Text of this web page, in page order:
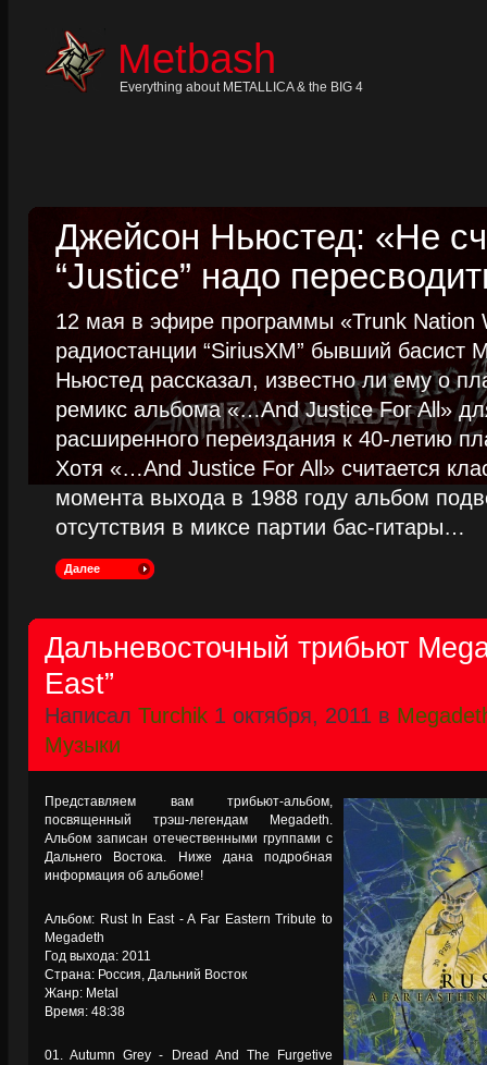
Metbash
Everything about METALLICA & the BIG 4
Джейсон Ньюстед: «Не
“Justice” надо
12 мая в эфире программы «Trunk Nation
радиостанции “SiriusXM” бывший басист
Ньюстед рассказал, известно ли ему о
ремикс альбома «…And Justice For All»
расширенного переиздания к 40-летию
Хотя «…And Justice For All» считается
момента выхода в 1988 году альбом
отсутствия в миксе партии бас-гитары…
Далее
Дальневосточный трибьют
East”
Написал Turchik 1 октября, 2011 в
Музыки
Представляем вам трибьют-альбом,
посвященный трэш-легендам Megadeth.
Альбом записан отечественными группами с
Дальнего Востока. Ниже дана подробная
информация об альбоме!
Альбом: Rust In East - A Far Eastern Tribute to
Megadeth
Год выхода: 2011
Страна: Россия, Дальний Восток
Жанр: Metal
Время: 48:38
01. Autumn Grey - Dread And The Furgetive